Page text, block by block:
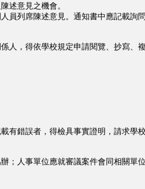
述意見之機會。
列席陳述意見。通知書中應記載詢
人，得依學校規定申請閱覽、抄寫、
錯誤者，得檢具事實證明，請求學校
人事單位應就審議案件會同相關單位